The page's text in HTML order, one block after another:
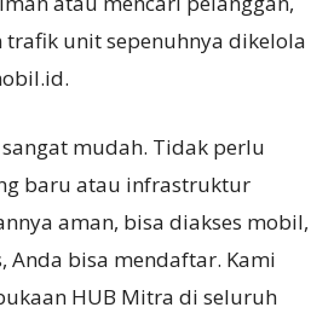
trafik unit sepenuhnya dikelola
mudah. Tidak perlu
baru atau infrastruktur
aman, bisa diakses mobil,
Anda bisa mendaftar. Kami
HUB Mitra di seluruh